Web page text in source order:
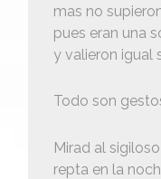
mas no
pues eran una
y valieron igual
Todo son
Mirad al
repta en la